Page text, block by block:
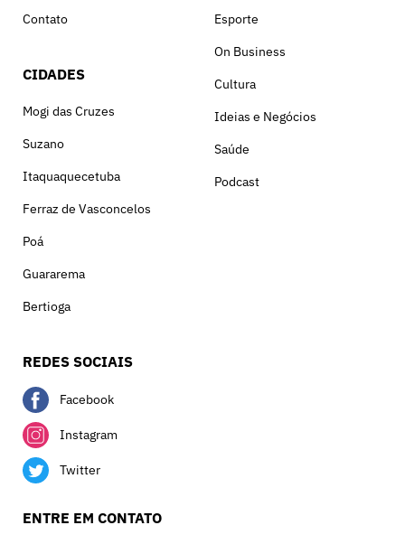
Contato
CIDADES
Mogi das Cruzes
Suzano
Itaquaquecetuba
Ferraz de Vasconcelos
Poá
Guararema
Bertioga
Esporte
On Business
Cultura
Ideias e Negócios
Saúde
Podcast
REDES SOCIAIS
Facebook
Instagram
Twitter
ENTRE EM CONTATO